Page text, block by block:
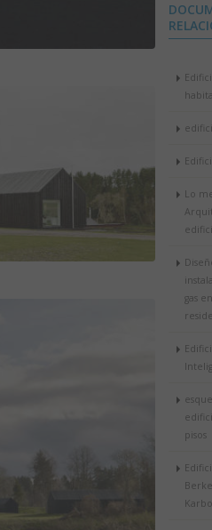
Lo
gas
pisos